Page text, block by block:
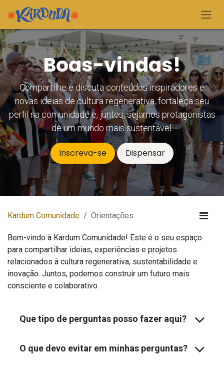
Pular para o conteúdo
Boas-vindas!
Compartilhe e discuta conteúdos inspiradores e
novas ideias de cultura regenerativa, fortaleça seu
perfil na comunidade e, juntos, sejamos protagonistas
de um mundo mais sustentável.
Inscreva-se Dispensar
Kardum Comunidade Orientações
Bem-vindo à Kardum Comunidade! Este é o seu espaço
para compartilhar ideias, experiências e projetos
relacionados à cultura regenerativa, sustentabilidade e
inovação. Juntos, podemos construir um futuro mais
consciente e colaborativo.
Que tipo de perguntas posso fazer aqui?
O que devo evitar em minhas perguntas?